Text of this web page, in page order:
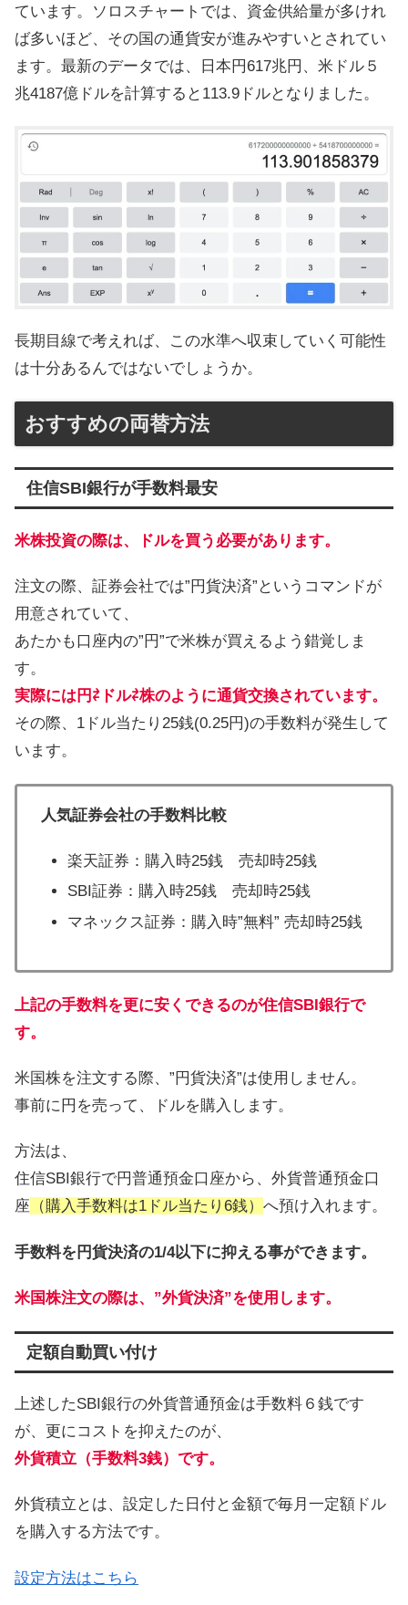
ています。ソロスチャートでは、資金供給量が多けれ
ば多いほど、その国の通貨安が進みやすいとされてい
ます。最新のデータでは、日本円617兆円、米ドル５
兆4187億ドルを計算すると113.9ドルとなりました。
長期目線で考えれば、この水準へ収束していく可能性
は十分あるんではないでしょうか。
おすすめの両替方法
住信SBI銀行が手数料最安
米株投資の際は、ドルを買う必要があります。
注文の際、証券会社では”円貨決済”というコマンドが
用意されていて、
あたかも口座内の”円”で米株が買えるよう錯覚しま
す。
実際には円⇄ドル⇄株のように通貨交換されています。
その際、1ドル当たり25銭(0.25円)の手数料が発生して
います。
人気証券会社の手数料比較
楽天証券：購入時25銭 売却時25銭
SBI証券：購入時25銭 売却時25銭
マネックス証券：購入時”無料” 売却時25銭
上記の手数料を更に安くできるのが住信SBI銀行で
す。
米国株を注文する際、”円貨決済”は使用しません。
事前に円を売って、ドルを購入します。
方法は、
住信SBI銀行で円普通預金口座から、外貨普通預金口
座 （購入手数料は1ドル当たり6銭） へ預け入れます。
手数料を円貨決済の1/4以下に抑える事ができます。
米国株注文の際は、”外貨決済”を使用します。
定額自動買い付け
上述したSBI銀行の外貨普通預金は手数料６銭です
が、更にコストを抑えたのが、
外貨積立（手数料3銭）です。
外貨積立とは、設定した日付と金額で毎月一定額ドル
を購入する方法です。
設定方法はこちら